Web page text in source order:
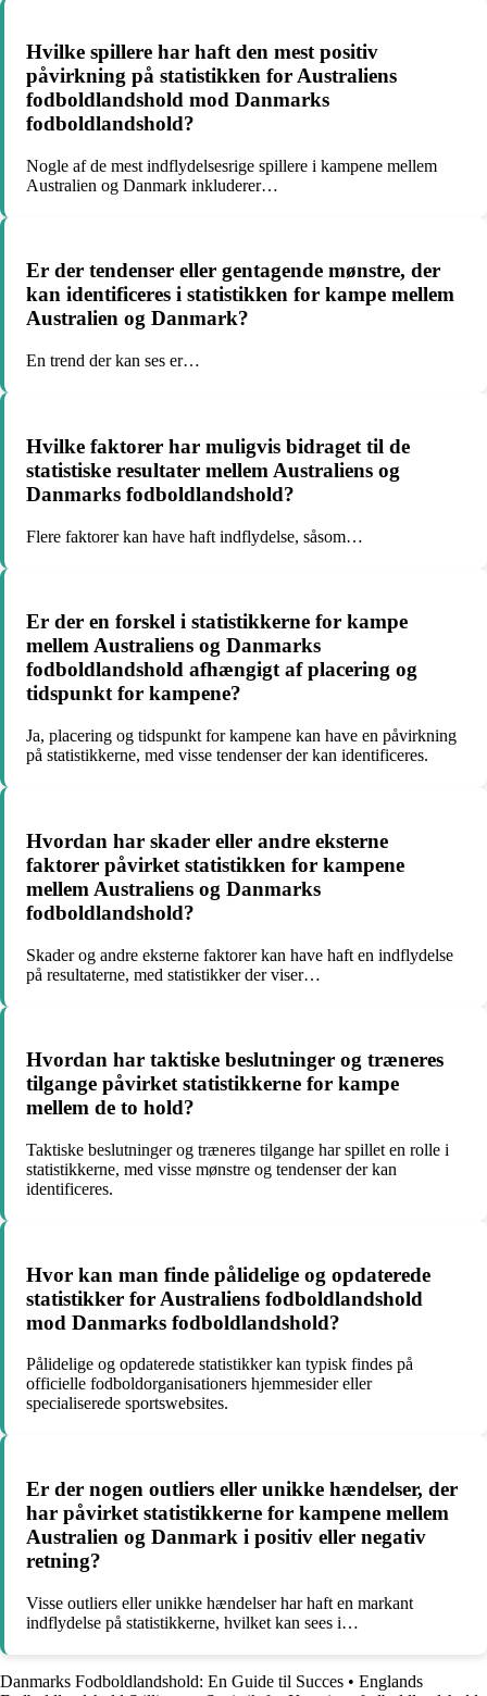
Hvilke spillere har haft den mest positiv
påvirkning på statistikken for Australiens
fodboldlandshold mod Danmarks
fodboldlandshold?
Nogle af de mest indflydelsesrige spillere i kampene mellem
Australien og Danmark inkluderer…
Er der tendenser eller gentagende mønstre, der
kan identificeres i statistikken for kampe mellem
Australien og Danmark?
En trend der kan ses er…
Hvilke faktorer har muligvis bidraget til de
statistiske resultater mellem Australiens og
Danmarks fodboldlandshold?
Flere faktorer kan have haft indflydelse, såsom…
Er der en forskel i statistikkerne for kampe
mellem Australiens og Danmarks
fodboldlandshold afhængigt af placering og
tidspunkt for kampene?
Ja, placering og tidspunkt for kampene kan have en påvirkning
på statistikkerne, med visse tendenser der kan identificeres.
Hvordan har skader eller andre eksterne
faktorer påvirket statistikken for kampene
mellem Australiens og Danmarks
fodboldlandshold?
Skader og andre eksterne faktorer kan have haft en indflydelse
på resultaterne, med statistikker der viser…
Hvordan har taktiske beslutninger og træneres
tilgange påvirket statistikkerne for kampe
mellem de to hold?
Taktiske beslutninger og træneres tilgange har spillet en rolle i
statistikkerne, med visse mønstre og tendenser der kan
identificeres.
Hvor kan man finde pålidelige og opdaterede
statistikker for Australiens fodboldlandshold
mod Danmarks fodboldlandshold?
Pålidelige og opdaterede statistikker kan typisk findes på
officielle fodboldorganisationers hjemmesider eller
specialiserede sportswebsites.
Er der nogen outliers eller unikke hændelser, der
har påvirket statistikkerne for kampene mellem
Australien og Danmark i positiv eller negativ
retning?
Visse outliers eller unikke hændelser har haft en markant
indflydelse på statistikkerne, hvilket kan sees i…
Danmarks Fodboldlandshold: En Guide til Succes • Englands